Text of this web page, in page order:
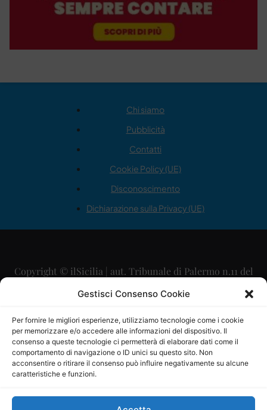
Gestisci Consenso Cookie
Per fornire le migliori esperienze, utilizziamo tecnologie come i cookie
per memorizzare e/o accedere alle informazioni del dispositivo. Il
consenso a queste tecnologie ci permetterà di elaborare dati come il
comportamento di navigazione o ID unici su questo sito. Non
acconsentire o ritirare il consenso può influire negativamente su alcune
caratteristiche e funzioni.
Chi siamo
Pubblicità
Contatti
Cookie Policy (UE)
Disconoscimento
Dichiarazione sulla Privacy (UE)
Copyright © ilSicilia | aut. Tribunale di Palermo n.11 del
29/09/2015
Direttore Editoriale: Maurizio Scaglione
Direttore Responsabile: Maria Calabrese
P.IVA: 06334930820